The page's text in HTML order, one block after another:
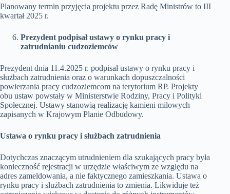
Planowany termin przyjęcia projektu przez Radę Ministrów to III
kwartał 2025 r.
Prezydent podpisał ustawy o rynku pracy i
zatrudnianiu cudzoziemców
Prezydent dnia 11.4.2025 r. podpisał ustawy o rynku pracy i
służbach zatrudnienia oraz o warunkach dopuszczalności
powierzania pracy cudzoziemcom na terytorium RP. Projekty
obu ustaw powstały w Ministerstwie Rodziny, Pracy i Polityki
Społecznej. Ustawy stanowią realizację kamieni milowych
zapisanych w Krajowym Planie Odbudowy.
Ustawa o rynku pracy i służbach zatrudnienia
Dotychczas znaczącym utrudnieniem dla szukających pracy była
konieczność rejestracji w urzędzie właściwym ze względu na
adres zameldowania, a nie faktycznego zamieszkania. Ustawa o
rynku pracy i służbach zatrudnienia to zmienia. Likwiduje też